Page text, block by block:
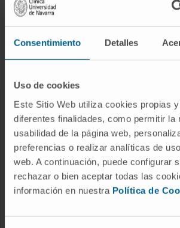
Consentimiento Detalles
Uso de cookies
Este Sitio Web utiliza cookies propias
diferentes finalidades, como permitir la
usabilidad de la página web,
preferencias o realizar analíticas de
web. A continuación, puede configurar
rechazar o bien aceptar todas las
información en nuestra Política de
Research Center of the Clinica
DISEASES
Cancer
Cardiovascular diseases
Liver diseases
Nervous System diseases